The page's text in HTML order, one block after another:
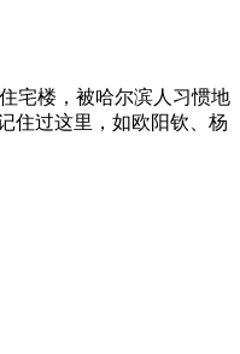
宅楼，被哈尔滨人习惯地
住过这里，如欧阳钦、杨